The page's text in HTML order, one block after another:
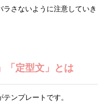
ラさないように注意していき
「定型文」とは
ンプレートです。